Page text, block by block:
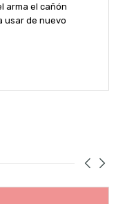
arma el cañón
usar de nuevo